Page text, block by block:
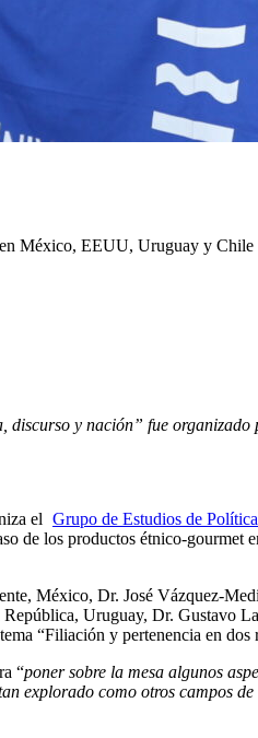
México, EEUU, Uruguay y Chile
y nación” fue
el Grupo de Estudios de
de los productos étnico-
México, Dr. José Vázquez-
Uruguay, Dr. Gustavo
“Filiación y pertenencia en dos
“poner sobre la mesa algunos
explorado como otros campos